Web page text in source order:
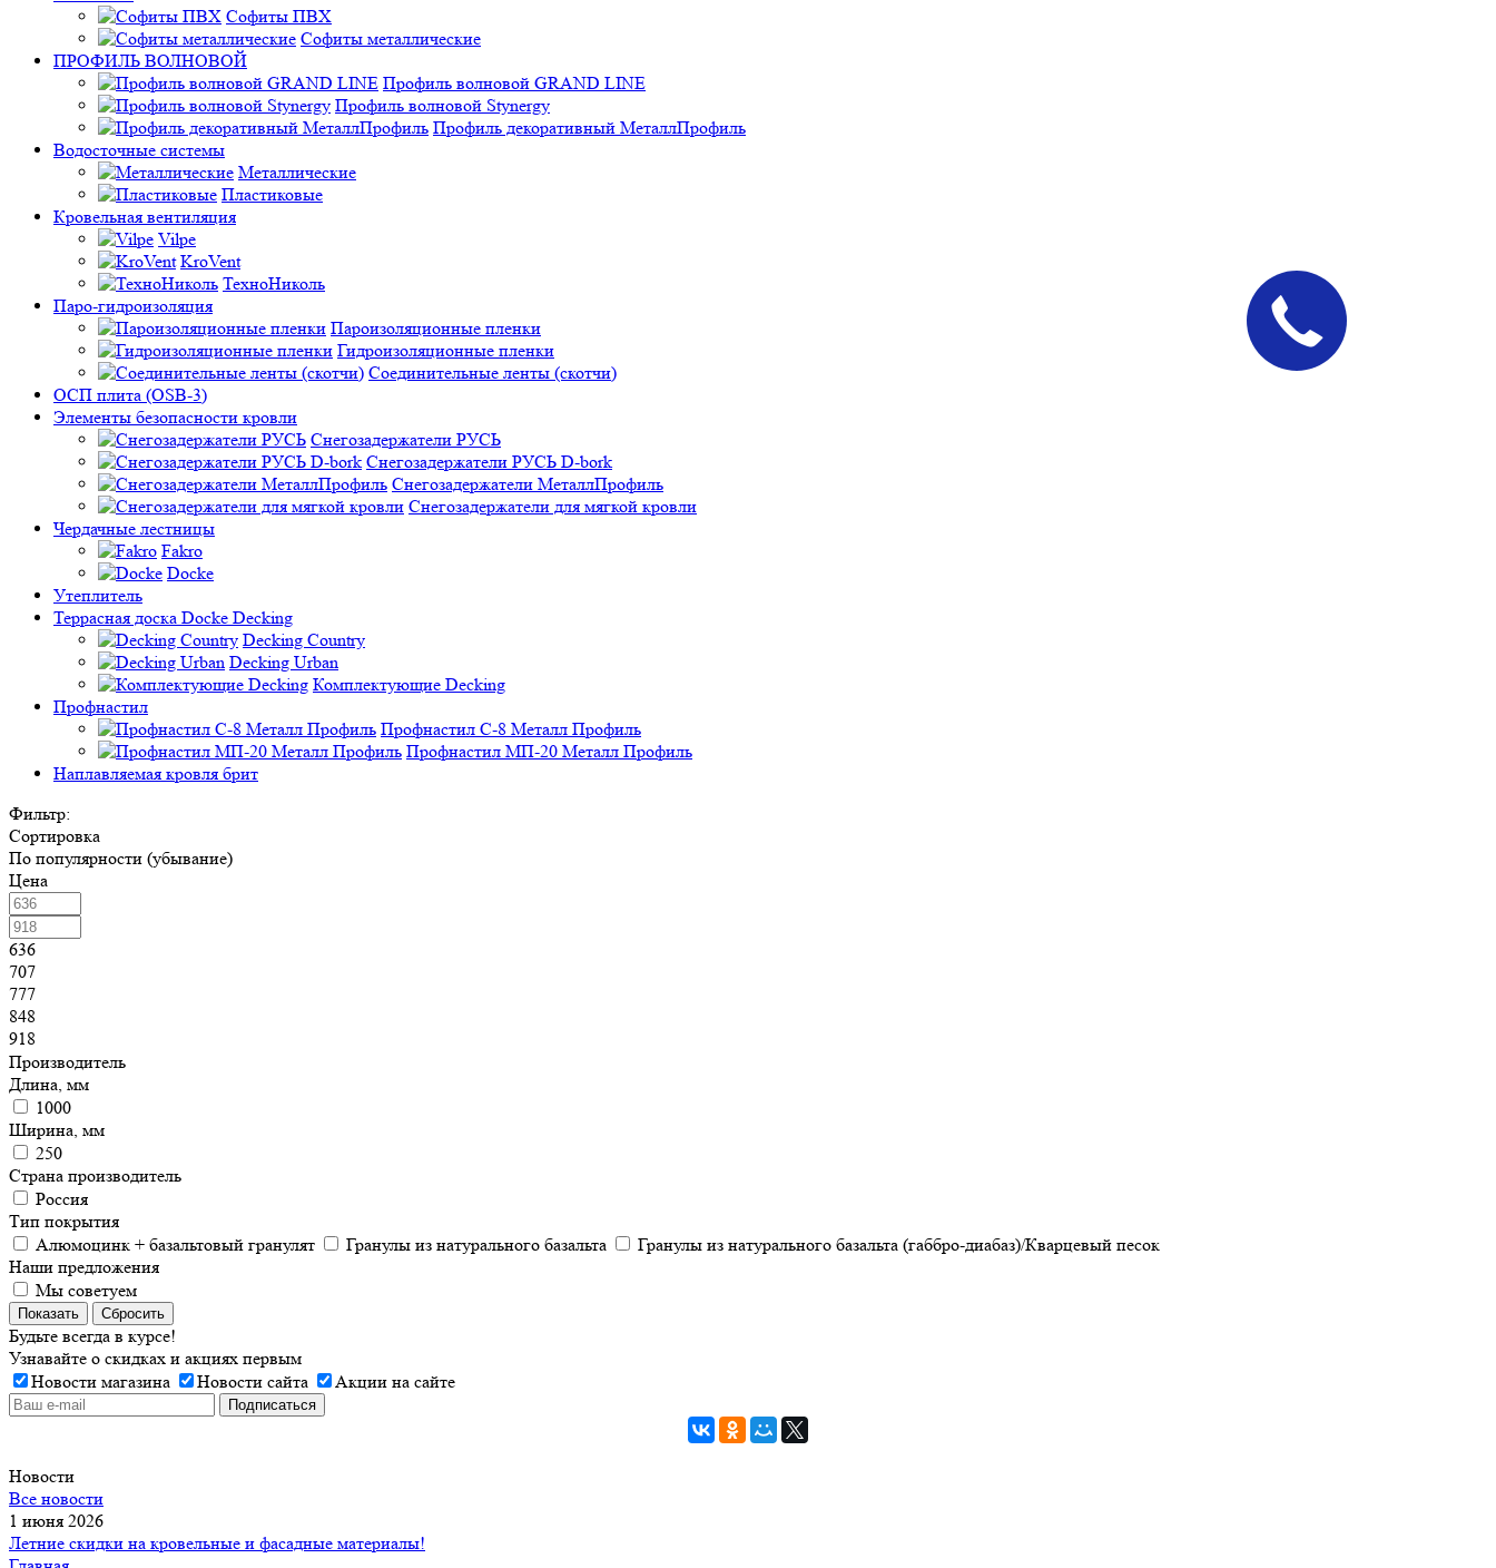
Софиты ПВХ
Софиты металлические
ПРОФИЛЬ ВОЛНОВОЙ
Профиль волновой GRAND LINE
Профиль волновой Stynergy
Профиль декоративный МеталлПрофиль
Водосточные системы
Металлические
Пластиковые
Кровельная вентиляция
Vilpe
KroVent
ТехноНиколь
Паро-гидроизоляция
Пароизоляционные пленки
Гидроизоляционные пленки
Соединительные ленты (скотчи)
ОСП плита (OSB-3)
Элементы безопасности кровли
Снегозадержатели РУСЬ
Снегозадержатели РУСЬ D-bork
Снегозадержатели МеталлПрофиль
Снегозадержатели для мягкой кровли
Чердачные лестницы
Fakro
Docke
Утеплитель
Террасная доска Docke Decking
Decking Country
Decking Urban
Комплектующие Decking
Профнастил
Профнастил C-8 Металл Профиль
Профнастил МП-20 Металл Профиль
Наплавляемая кровля брит
Фильтр:
Сортировка
По популярности (убывание)
Цена
636
707
777
848
918
Производитель
Длина, мм
1000
Ширина, мм
250
Страна производитель
Россия
Тип покрытия
Алюмоцинк + базальтовый гранулят
Гранулы из натурального базальта
Гранулы из натурального базальта (габбро-диабаз)/Кварцевый песок
Наши предложения
Мы советуем
Показать Сбросить
Будьте всегда в курсе!
Узнавайте о скидках и акциях первым
Новости магазина
Новости сайта Акции на сайте
Новости
Все новости
1 июня 2026
Летние скидки на кровельные и фасадные материалы!